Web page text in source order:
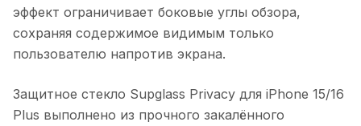
эффект ограничивает боковые углы обзора,
сохраняя содержимое видимым только
пользователю напротив экрана.
Защитное стекло Supglass Privacy для iPhone 15/16
Plus выполнено из прочного закалённого